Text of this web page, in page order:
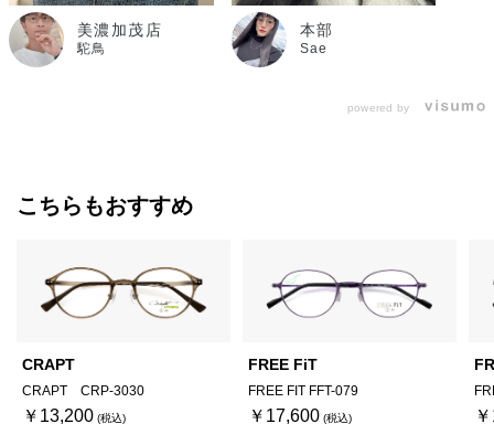
美濃加茂店
駝鳥
本部
Sae
powered by
こちらもおすすめ
CRAPT
CRAPT CRP-3030
￥13,200
FREE FiT
FREE FIT FFT-079
￥17,600